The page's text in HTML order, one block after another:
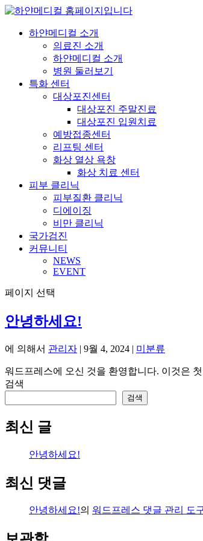
하얀메디컬 소개
의료진 소개
하얀메디컬 소개
병원 둘러보기
특화 센터
대상포진센터
대상포진 주말진료
대상포진 입원치료
예방접종센터
리프팅 센터
화상 열상 욕창
화상 치료 센터
피부 클리닉
피부질환 클리닉
디에이징
비만 클리닉
국가검진
커뮤니티
NEWS
EVENT
페이지 선택
안녕하세요!
에 의해서 관리자 | 9월 4, 2024 | 미분류
워드프레스에 오신 것을 환영합니다. 이것은
검색
검색
최신 글
안녕하세요!
최신 댓글
안녕하세요!의 워드프레스 댓글 관리 도